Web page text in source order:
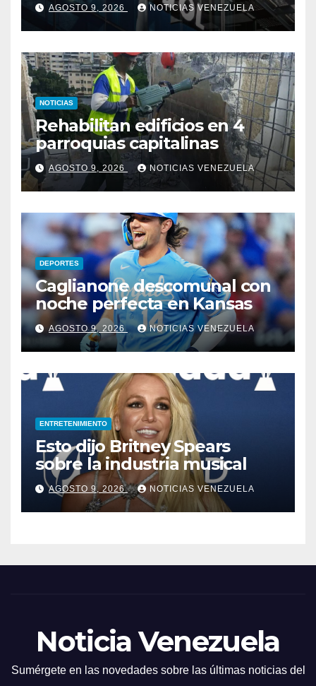
AGOSTO 9, 2026 NOTICIAS VENEZUELA
NOTICIAS
Rehabilitan edificios en 4
parroquias capitalinas
AGOSTO 9, 2026 NOTICIAS VENEZUELA
DEPORTES
Caglianone descomunal con
noche perfecta en Kansas
AGOSTO 9, 2026 NOTICIAS VENEZUELA
ENTRETENIMIENTO
Esto dijo Britney Spears
sobre la industria musical
AGOSTO 9, 2026 NOTICIAS VENEZUELA
Noticia Venezuela
Sumérgete en las novedades sobre las últimas noticias del